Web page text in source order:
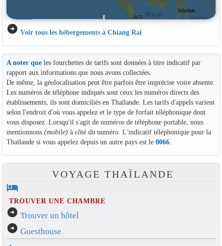
arrow_circle_right Voir tous les hébergements à Chiang Rai
A noter queles fourchettes de tarifs sont données à titre indicatif par
rapport aux informations que nous avons collectées.
De même, la géolocalisation peut être parfois être imprécise voire absente.
Les numéros de téléphone indiqués sont ceux les numéros directs des
établissements, ils sont domiciliés en Thaïlande. Les tarifs d'appels varient
selon l'endroit d'où vous appelez et le type de forfait téléphonique dont
vous disposez. Lorsqu'il s'agit de numéros de téléphone portable, nous
mentionnons (mobile)à côté du numéro. L'indicatif téléphonique pour la
Thaïlande si vous appelez depuis un autre pays est le 0066.
VOYAGE THAÏLANDE
hotel
TROUVER UNE CHAMBRE
arrow_circle_right Trouver un hôtel
arrow_circle_right Guesthouse